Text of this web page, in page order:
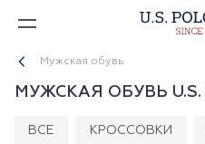
Мужская обувь
МУЖСКАЯ ОБУВЬ U.S.
ВСЕ КРОССОВКИ